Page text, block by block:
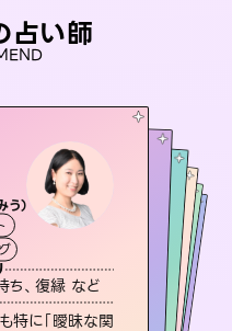
占い師
う）
ち、復縁 など
特に「曖昧な関
ト
ゴリ
二人の未来 など
行方、同性愛や片
金問題まで知りた
なっていることを
う
ーディング
テゴリ
の気持ち、復縁 など
て
史を持つ東洋最古の
細まで占い、幸せへ向
す。厳しい結果にも具
感オラクル
ラ
ード
談カテゴリ
あの人の気持ち など
ついて
スト理恵
オーラ
ュアル・リーディング
相談カテゴリ
二人の未来、年の差 など
について
師＊花
オーラ 心理学
チュアル・リーディング
な相談カテゴリ
片想い、復縁 など
について